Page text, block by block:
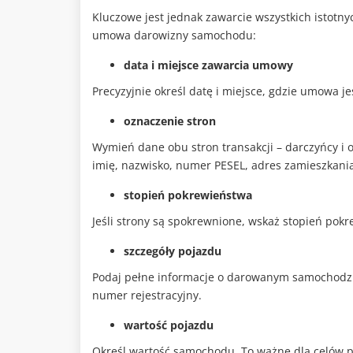
Kluczowe jest jednak zawarcie wszystkich
umowa darowizny samochodu:
data i miejsce zawarcia umowy
Precyzyjnie określ datę i miejsce, gdzie umowa
oznaczenie stron
Wymień dane obu stron transakcji – darczyńcy i
imię, nazwisko, numer PESEL, adres
stopień pokrewieństwa
Jeśli strony są spokrewnione, wskaż stopień
szczegóły pojazdu
Podaj pełne informacje o darowanym
numer rejestracyjny.
wartość pojazdu